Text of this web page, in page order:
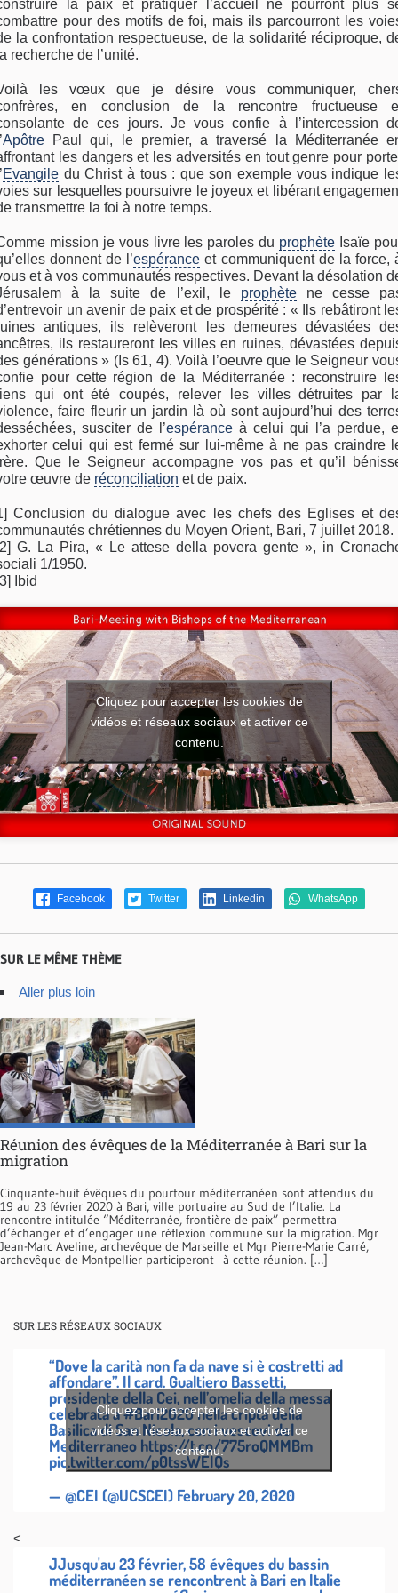
la paix et pratiquer l’accueil ne pourront plus
pour des motifs de foi, mais ils parcourront les
la confrontation respectueuse, de la solidarité réciproque,
recherche de l’unité.
les vœux que je désire vous communiquer,
en conclusion de la rencontre fructueuse
de ces jours. Je vous confie à l’intercession
Apôtre Paul qui, le premier, a traversé la Méditerranée
les dangers et les adversités en tout genre pour
Evangile du Christ à tous : que son exemple vous indique
sur lesquelles poursuivre le joyeux et libérant
transmettre la foi à notre temps.
mission je vous livre les paroles du prophète Isaïe
donnent de l’espérance et communiquent de la force,
et à vos communautés respectives. Devant la désolation
à la suite de l’exil, le prophètene cesse
un avenir de paix et de prospérité : « Ils rebâtiront
antiques, ils relèveront les demeures dévastées
ils restaureront les villes en ruines, dévastées
générations » (Is 61, 4). Voilà l’oeuvre que le Seigneur
pour cette région de la Méditerranée : reconstruire
qui ont été coupés, relever les villes détruites par
faire fleurir un jardin là où sont aujourd’hui des
susciter de l’espérance à celui qui l’a perdue,
celui qui est fermé sur lui-même à ne pas craindre
Que le Seigneur accompagne vos pas et qu’il
œuvre de réconciliation et de paix.
Conclusion du dialogue avec les chefs des Eglises et
chrétiennes du Moyen Orient, Bari, 7 juillet 2018.
G. La Pira, « Le attese della povera gente », in
1/1950.
Ibid
Cliquez pour accepter les cookies de
vidéos et réseaux sociaux et activer ce
contenu.
Facebook Twitter Linkedin WhatsApp
SUR LE MÊME THÈME
Aller plus loin
Réunion des évêques de la Méditerranée à Bari sur la
migration
Cinquante-huit évêques du pourtour méditerranéen sont attendus du
19 au 23 février 2020 à Bari, ville portuaire au Sud de l’Italie. La
rencontre intitulée “Méditerranée, frontière de paix” permettra
d’échanger et d’engager une réflexion commune sur la migration. Mgr
Jean-Marc Aveline, archevêque de Marseille et Mgr Pierre-Marie Carré,
archevêque de Montpellier participeront à cette réunion. […]
SUR LES RÉSEAUX SOCIAUX
“Dove la carità non fa da nave si è costretti ad
affondare”. Il card. Gualtiero Bassetti,
presidente della Cei, nell’omelia della messa
celebrata a#Bari2020nella cripta della
Basilica di San Nicola, con i vescovi del
Mediterraneo https://t.co/775roQMMBm
pic.twitter.com/p0tssWEIQs
— @CEI (@UCSCEI) February 20, 2020
Cliquez pour accepter les cookies de
vidéos et réseaux sociaux et activer ce
contenu.
<
JJusqu'au 23 février, 58 évêques du bassin
méditerranéen se rencontrent à Bari en Italie